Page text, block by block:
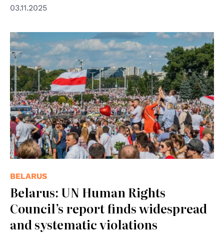
03.11.2025
© Homoatrox - CC BY-SA 3.0
BELARUS
Belarus: UN Human Rights
Council’s report finds widespread
and systematic violations